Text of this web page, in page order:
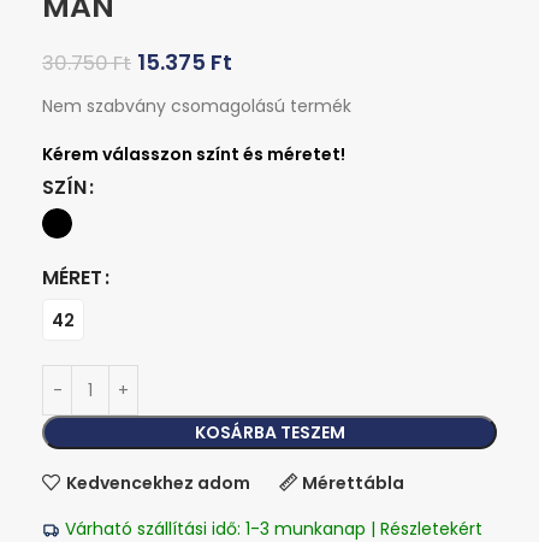
30.750Ft 15.375 Ft
Nem szabvány csomagolású termék
SZÍN
MÉRET
42
KOSÁRBA TESZEM
Kedvencekhez adom
Mérettábla
Várható szállítási idő: 1-3 munkanap | Részletekért